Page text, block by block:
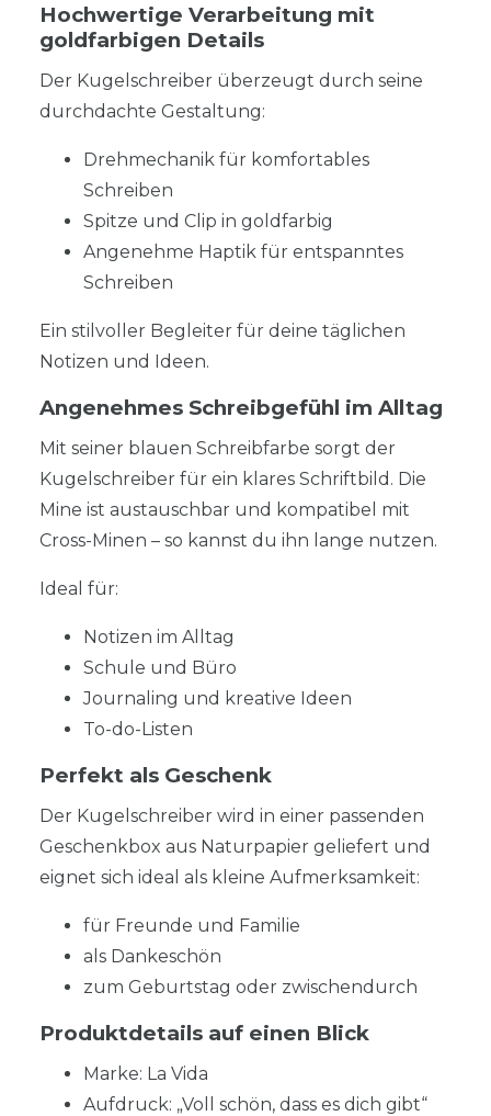
Hochwertige Verarbeitung mit
goldfarbigen Details
Der Kugelschreiber überzeugt durch seine
durchdachte Gestaltung:
Drehmechanik für komfortables
Schreiben
Spitze und Clip in goldfarbig
Angenehme Haptik für entspanntes
Schreiben
Ein stilvoller Begleiter für deine täglichen
Notizen und Ideen.
Angenehmes Schreibgefühl im Alltag
Mit seiner blauen Schreibfarbe sorgt der
Kugelschreiber für ein klares Schriftbild. Die
Mine ist austauschbar und kompatibel mit
Cross-Minen – so kannst du ihn lange nutzen.
Ideal für:
Notizen im Alltag
Schule und Büro
Journaling und kreative Ideen
To-do-Listen
Perfekt als Geschenk
Der Kugelschreiber wird in einer passenden
Geschenkbox aus Naturpapier geliefert und
eignet sich ideal als kleine Aufmerksamkeit:
für Freunde und Familie
als Dankeschön
zum Geburtstag oder zwischendurch
Produktdetails auf einen Blick
Marke: La Vida
Aufdruck: „Voll schön, dass es dich gibt“